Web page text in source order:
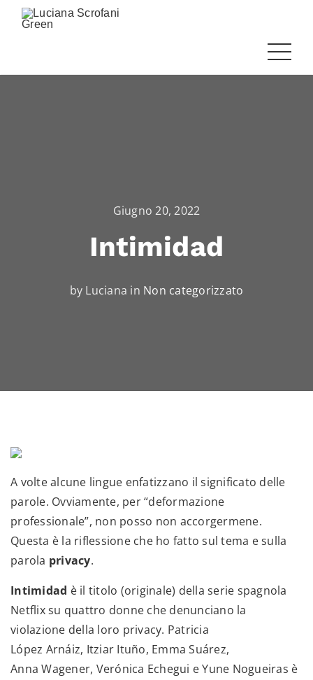
Giugno 20, 2022
Intimidad
by Luciana in Non categorizzato
A volte alcune lingue enfatizzano il significato delle
parole. Ovviamente, per “deformazione
professionale”, non posso non accorgermene.
Questa è la riflessione che ho fatto sul tema e sulla
parola privacy.
Intimidad è il titolo (originale) della serie spagnola
Netflix su quattro donne che denunciano la
violazione della loro privacy. Patricia
López Arnáiz, Itziar Ituño, Emma Suárez,
Anna Wagener, Verónica Echegui e Yune Nogueiras è